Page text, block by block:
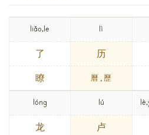
liǎo,le
了
瞭
lì
历
曆 歷
lóng
龙
lú
卢